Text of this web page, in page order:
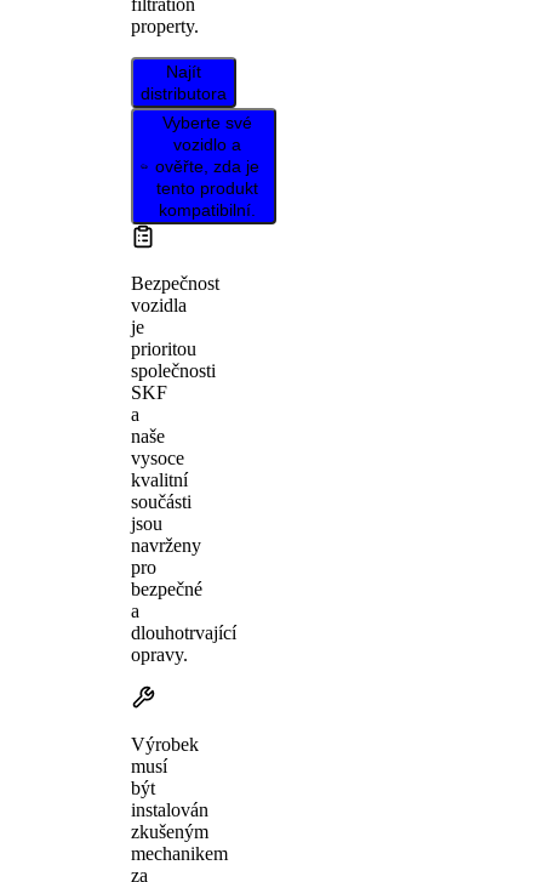
property.
Najít
distributora
Vyberte své
vozidlo a
ověřte, zda je
tento produkt
kompatibilní.
Bezpečnost
vozidla
je
prioritou
společnosti
SKF
a
naše
vysoce
kvalitní
součásti
jsou
navrženy
pro
bezpečné
a
dlouhotrvající
opravy.
Výrobek
musí
být
instalován
zkušeným
mechanikem
za